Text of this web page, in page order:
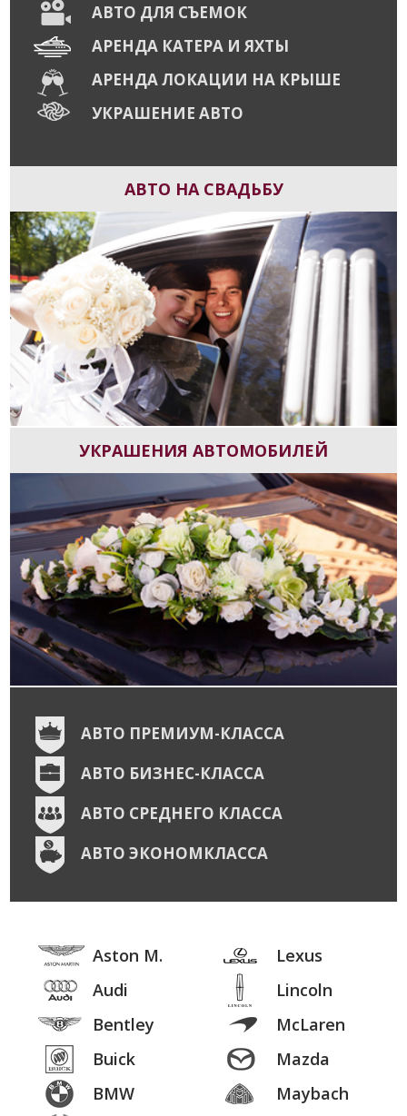
АВТО ДЛЯ СЪЕМОК
АРЕНДА КАТЕРА И ЯХТЫ
АРЕНДА ЛОКАЦИИ НА КРЫШЕ
УКРАШЕНИЕ АВТО
АВТО НА СВАДЬБУ
УКРАШЕНИЯ АВТОМОБИЛЕЙ
АВТО ПРЕМИУМ-КЛАССА
АВТО БИЗНЕС-КЛАССА
АВТО СРЕДНЕГО КЛАССА
АВТО ЭКОНОМКЛАССА
Aston M.
Audi
Bentley
Buick
BMW
Lexus
Lincoln
McLaren
Mazda
Maybach